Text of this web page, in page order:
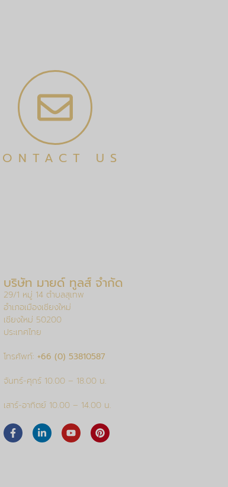
US
บริษัท มายด์ ทูลส์ จำกัด
29/1 หมู่ 14 ตำบลสุเทพ
อำเภอเมืองเชียงใหม่
เชียงใหม่ 50200
ประเทศไทย
โทรศัพท์: +66 (0) 53810587
จันทร์-ศุกร์ 10.00 – 18.00 น.
เสาร์-อาทิตย์ 10.00 – 14.00 น.